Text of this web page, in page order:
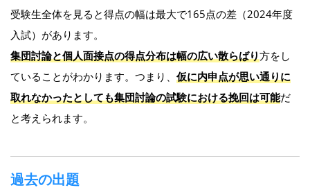
受験生全体を見ると得点の幅は最大で165点の差（2024年度
入試）があります。
集団討論と個人面接点の得点分布は幅の広い散らばり方をし
ていることがわかります。つまり、 仮に内申点が思い通りに
取れなかったとしても集団討論の試験における挽回は可能だ
と考えられます。
過去の出題